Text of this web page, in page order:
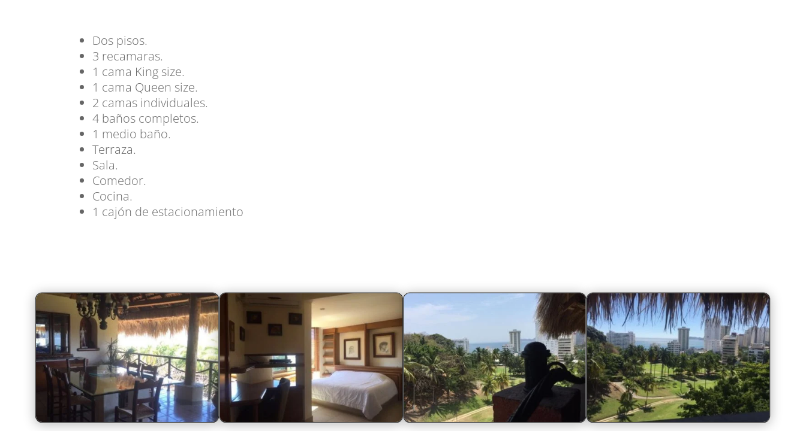
Dos pisos.
3 recamaras.
1 cama King size.
1 cama Queen size.
2 camas individuales.
4 baños completos.
1 medio baño.
Terraza.
Sala.
Comedor.
Cocina.
1 cajón de estacionamiento